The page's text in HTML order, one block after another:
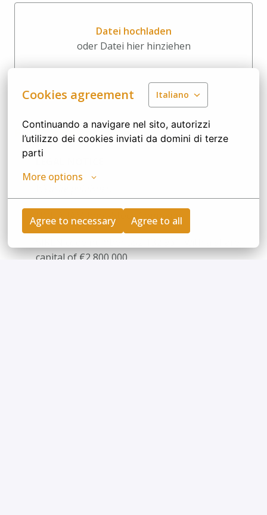
Cookies agreement Italiano
Continuando a navigare nel sito, autorizzi
l’utilizzo dei cookies inviati da domini di terze
parti
More options
Agree to necessary Agree to all
Datei hochladen
oder Datei hier hinziehen
Rechtliche Vereinbarungen
HOLDHAM Joint-Stock Company
capital of €2,800,000